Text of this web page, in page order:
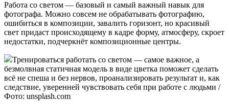
Работа со светом — базовый и самый важный навык для
фотографа. Можно совсем не обрабатывать фотографию,
ошибиться в композиции, завалить горизонт, но красивый
свет придаст происходящему в кадре форму, атмосферу, скроет
недостатки, подчеркнёт композиционные центры.
Тренироваться работать со светом — самое важное, а
безмолвная статичная модель в виде цветка поможет сделать
всё не спеша и без нервов, проанализировать результат и, как
следствие, уверенней чувствовать себя при работе с людьми /
Фото: unsplash.com